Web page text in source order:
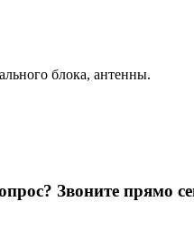
блока, антенны.
Звоните прямо